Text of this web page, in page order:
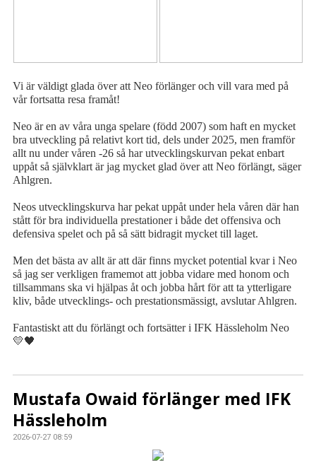
Vi är väldigt glada över att Neo förlänger och vill vara med på
vår fortsatta resa framåt!
Neo är en av våra unga spelare (född 2007) som haft en mycket
bra utveckling på relativt kort tid, dels under 2025, men framför
allt nu under våren -26 så har utvecklingskurvan pekat enbart
uppåt så självklart är jag mycket glad över att Neo förlängt, säger
Ahlgren.
Neos utvecklingskurva har pekat uppåt under hela våren där han
stått för bra individuella prestationer i både det offensiva och
defensiva spelet och på så sätt bidragit mycket till laget.
Men det bästa av allt är att där finns mycket potential kvar i Neo
så jag ser verkligen framemot att jobba vidare med honom och
tillsammans ska vi hjälpas åt och jobba hårt för att ta ytterligare
kliv, både utvecklings- och prestationsmässigt, avslutar Ahlgren.
Fantastiskt att du förlängt och fortsätter i IFK Hässleholm Neo
💛🖤
Mustafa Owaid förlänger med IFK
Hässleholm
2026-07-27 08:59